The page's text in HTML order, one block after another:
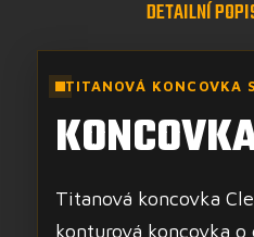
DETAILNÍ
TITANOVÁ KONCOVKA
Titanová koncovka
konturová koncovka o